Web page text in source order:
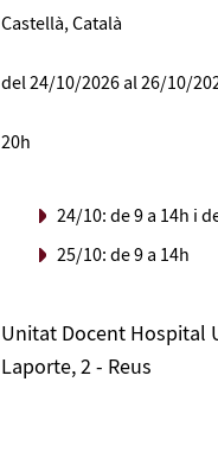
Castellà, Català
del 24/10/2026 al 26/10/
20h
24/10: de 9 a 14h i
25/10: de 9 a 14h
Unitat Docent Hospital
Laporte, 2 - Reus